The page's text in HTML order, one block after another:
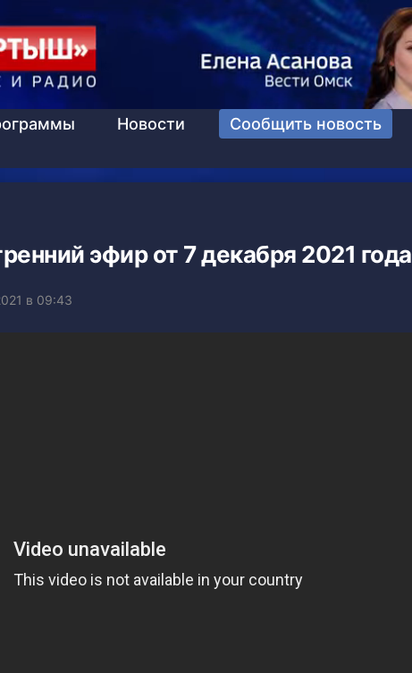
Новости Сообщить новость
эфир от 7 декабря 2021 года
в 09:43